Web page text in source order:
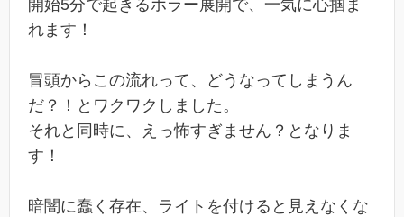
開始5分で起きるホラー展開で、一気に心掴ま
れます！
冒頭からこの流れって、どうなってしまうん
だ？！とワクワクしました。
それと同時に、えっ怖すぎません？となりま
す！
暗闇に蠢く存在、ライトを付けると見えなくな